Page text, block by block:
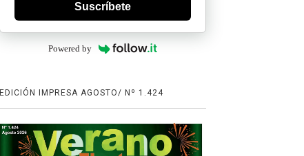
Suscríbete
Powered by
EDICIÓN IMPRESA AGOSTO/ Nº 1.424